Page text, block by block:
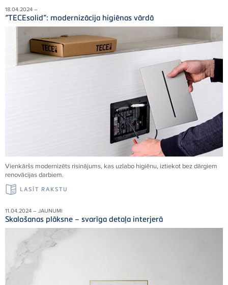
18.04.2024 –
“TECEsolid”: modernizācija higiēnas vārdā
Vienkāršs modernizēts risinājums, kas uzlabo higiēnu, iztiekot bez dārgiem
renovācijas darbiem.
LASĪT RAKSTU
11.04.2024 – JAUNUMI
Skalošanas plāksne – svarīga detaļa interjerā